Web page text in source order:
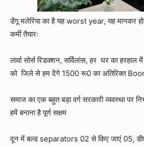
डेंगू मलेरिया का है यह worst year, यह मानकर
कर्मी तैयारः
लार्वा सोर्स रिडक्शन, सर्विलांस, हर घर का हरहाल
को जिले से हम देंगे 1500 रू0 का अतिरिक्त
समाज का एक बहुत बड़ा वर्ग सरकारी व्यवस्था पर
हमें बनाना है पूर्ण सक्षम
दून में बल्ड separators 02 से किए जाएं 05,